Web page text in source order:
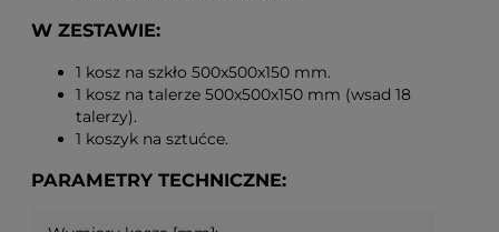
W ZESTAWIE:
1 kosz na szkło 500x500x150 mm.
1 kosz na talerze 500x500x150 mm (wsad 18
talerzy).
1 koszyk na sztućce.
PARAMETRY TECHNICZNE: